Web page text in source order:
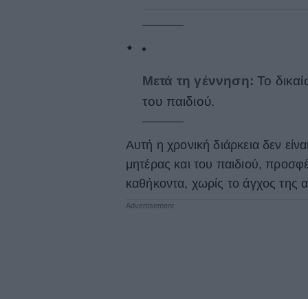
Μετά τη γέννηση:Το
του παιδιού.
Αυτή η χρονική διάρκεια δεν
μητέρας και του παιδιού,
καθήκοντα, χωρίς το άγχος της